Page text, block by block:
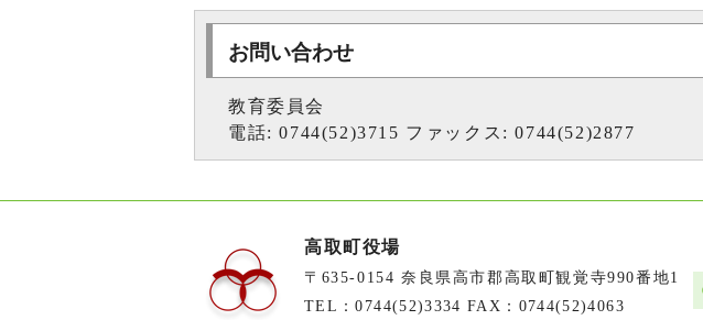
お問い合わせ
教育委員会
電話: 0744(52)3715 ファックス: 0744(52)2877
高取町役場
〒635-0154 奈良県高市郡高取町観覚寺990番地1
TEL：0744(52)3334 FAX：0744(52)4063